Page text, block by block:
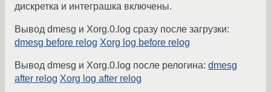
дискретка и интеграшка включены.
Вывод dmesg и Xorg.0.log сразу после загрузки:
dmesg before relog Xorg log before relog
Вывод dmesg и Xorg.0.log после релогина: dmesg
after relog Xorg log after relog